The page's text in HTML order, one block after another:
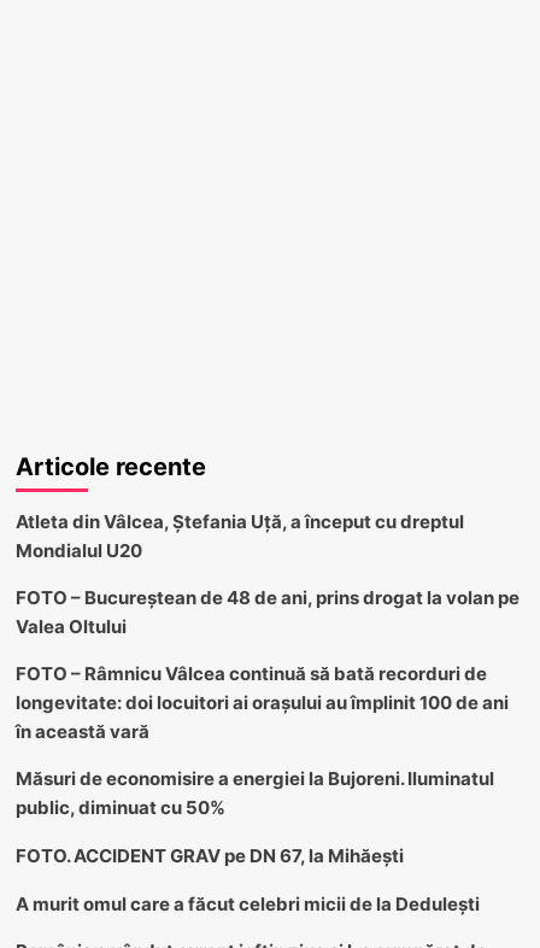
Articole recente
Atleta din Vâlcea, Ștefania Uță, a început cu dreptul
Mondialul U20
FOTO – Bucureștean de 48 de ani, prins drogat la volan pe
Valea Oltului
FOTO – Râmnicu Vâlcea continuă să bată recorduri de
longevitate: doi locuitori ai orașului au împlinit 100 de ani
în această vară
Măsuri de economisire a energiei la Bujoreni. Iluminatul
public, diminuat cu 50%
FOTO. ACCIDENT GRAV pe DN 67, la Mihăești
A murit omul care a făcut celebri micii de la Dedulești